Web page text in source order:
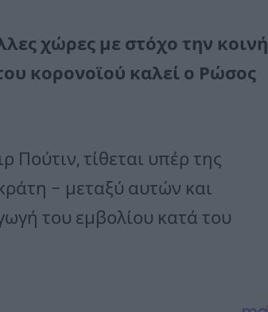
χώρες με στόχο την κοινή
κορονοϊού καλεί ο Ρώσος
Πούτιν, τίθεται υπέρ της
– μεταξύ αυτών και
του εμβολίου κατά του